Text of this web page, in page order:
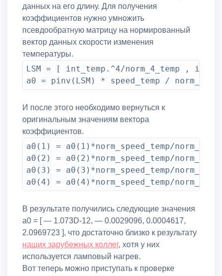
данных на его длину. Для получения
коэффициентов нужно умножить
псевдообратную матрицу на нормированный
вектор данных скорости изменения
температуры.
LSM = [ int_temp.^4/norm_4_temp ,
И после этого необходимо вернуться к
оригинальным значениям вектора
коэффициентов.
a0(1) = a0(1)*norm_speed_temp/
a0(2) = a0(2)*norm_speed_temp/
a0(3) = a0(3)*norm_speed_temp/
В результате получились следующие значения
a0 = [ — 1.073D-12, — 0.0029096, 0.0004617,
2.0969723 ], что достаточно близко к результату
наших зарубежных коллег, хотя у них
используется ламповый нагрев.
Вот теперь можно приступать к проверке